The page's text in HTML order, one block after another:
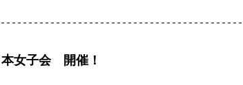
女子会 開催！